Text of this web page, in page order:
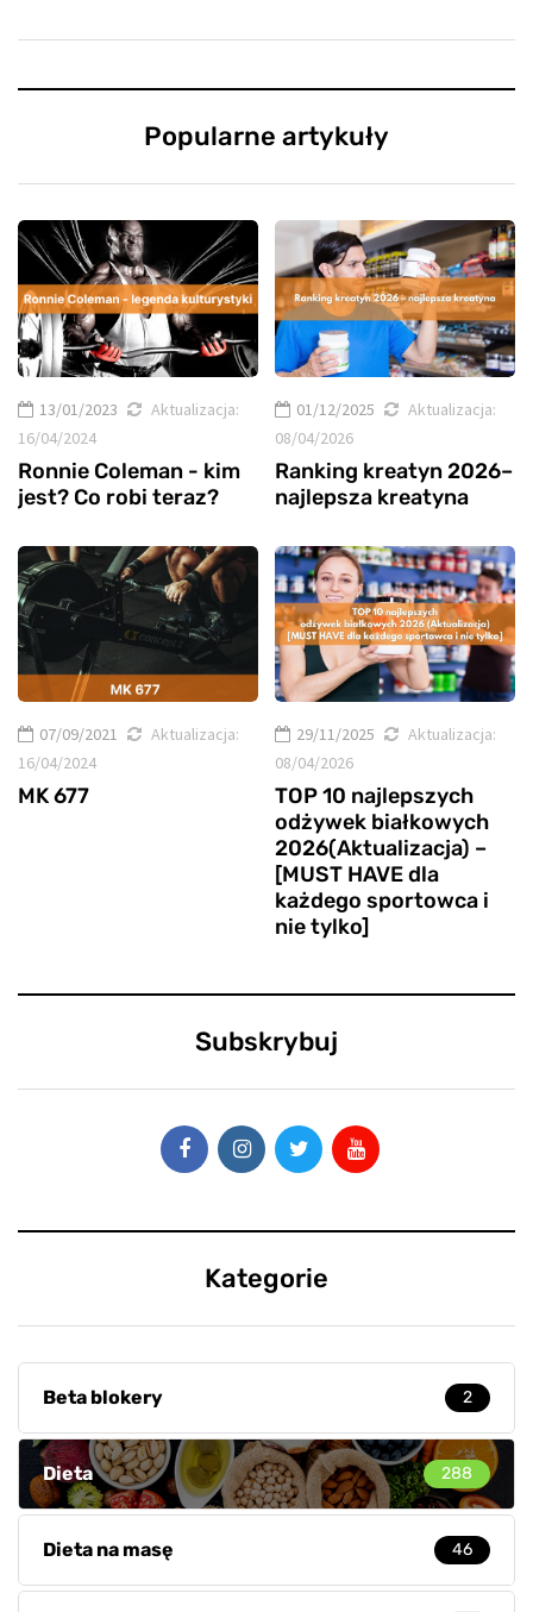
Popularne artykuły
13/01/2023
Aktualizacja:
16/04/2024
Ronnie Coleman - kim
jest? Co robi teraz?
01/12/2025
Aktualizacja:
08/04/2026
Ranking kreatyn 2026–
najlepsza kreatyna
07/09/2021
Aktualizacja:
16/04/2024
MK 677
29/11/2025
Aktualizacja:
08/04/2026
TOP 10 najlepszych
odżywek białkowych
2026(Aktualizacja) –
[MUST HAVE dla
każdego sportowca i
nie tylko]
Subskrybuj
Kategorie
Beta blokery 2
Dieta 288
Dieta na masę 46